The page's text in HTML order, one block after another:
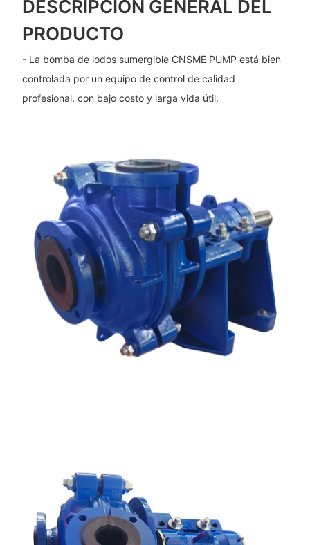
DESCRIPCIÓN GENERAL DEL
PRODUCTO
- La bomba de lodos sumergible CNSME PUMP está bien
controlada por un equipo de control de calidad
profesional, con bajo costo y larga vida útil.